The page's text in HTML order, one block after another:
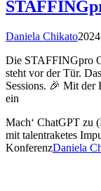
Daniela Chikato
Die STAFFINGpro
steht vor der Tür.
Sessions. 🎉 Mit
ein
Mach‘ ChatGPT zu
mit talentraketes
KonferenzDaniela